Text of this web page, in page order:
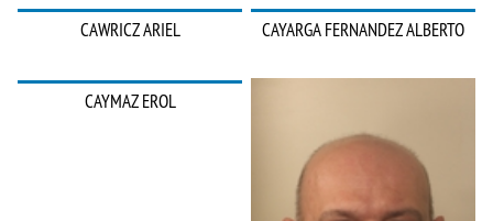
CAWRICZ ARIEL CAYARGA FERNANDEZ ALBERTO
CAYMAZ EROL